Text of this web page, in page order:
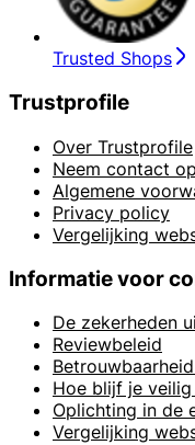
Trusted Shops
Trustprofile
Over Trustprofile
Neem contact op
Algemene
Privacy policy
Vergelijking
Informatie voor
De zekerheden
Reviewbeleid
Hoe blijf je
Oplichting in de
Vergelijking